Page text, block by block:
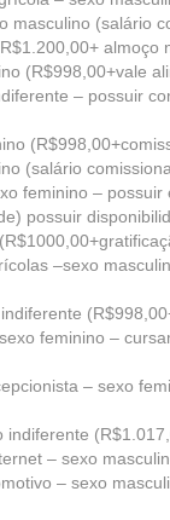
masculino (salário
(R$998,00+vale
– possuir
(salário
feminino –
possuir
–sexo
feminino –
– sexo
indiferente
– sexo
– sexo